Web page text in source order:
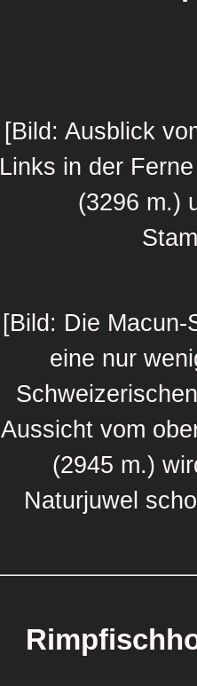
[Bild: Ausblick
Links in der
(3296 m.)
[Bild: Die Macun-
eine nur
Aussicht vom
(2945 m.)
Naturjuwel